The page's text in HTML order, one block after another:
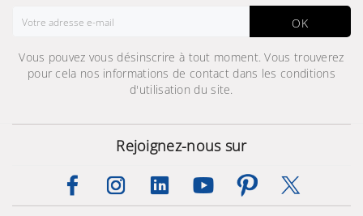
OK
Vous pouvez vous désinscrire à tout moment. Vous trouverez
pour cela nos informations de contact dans les conditions
d'utilisation du site.
Rejoignez-nous sur